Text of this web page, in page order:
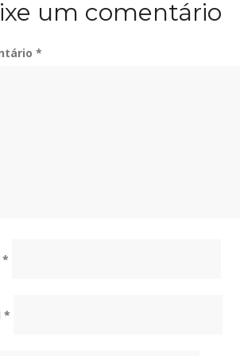
um comentário
*
*
*